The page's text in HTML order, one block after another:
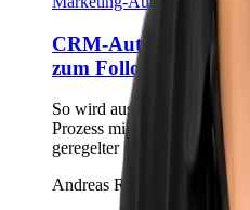
CRM-
zum Follow-up
So wird aus einem
Prozess mit Validierung,
geregelter Fehlerbehandlung.
Andreas Richling